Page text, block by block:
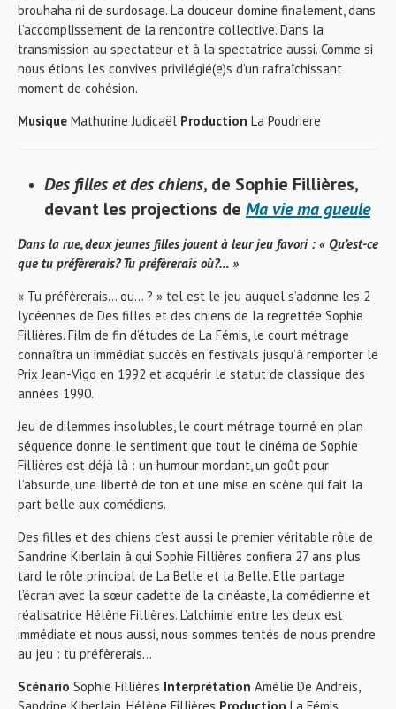
brouhaha ni de surdosage. La douceur domine finalement, dans
l’accomplissement de la rencontre collective. Dans la
transmission au spectateur et à la spectatrice aussi. Comme si
nous étions les convives privilégié(e)s d’un rafraîchissant
moment de cohésion.
Musique Mathurine Judicaël Production La Poudriere
Des filles et des chiens, de Sophie Fillières,
devant les projections de Ma vie ma gueule
Dans la rue, deux jeunes filles jouent à leur jeu favori : « Qu’est-ce
que tu préfèrerais? Tu préfèrerais où?… »
« Tu préfèrerais… ou… ? » tel est le jeu auquel s’adonne les 2
lycéennes de Des filles et des chiens de la regrettée Sophie
Fillières. Film de fin d’études de La Fémis, le court métrage
connaîtra un immédiat succès en festivals jusqu’à remporter le
Prix Jean-Vigo en 1992 et acquérir le statut de classique des
années 1990.
Jeu de dilemmes insolubles, le court métrage tourné en plan
séquence donne le sentiment que tout le cinéma de Sophie
Fillières est déjà là : un humour mordant, un goût pour
l’absurde, une liberté de ton et une mise en scène qui fait la
part belle aux comédiens.
Des filles et des chiens c’est aussi le premier véritable rôle de
Sandrine Kiberlain à qui Sophie Fillières confiera 27 ans plus
tard le rôle principal de La Belle et la Belle. Elle partage
l’écran avec la sœur cadette de la cinéaste, la comédienne et
réalisatrice Hélène Fillières. L’alchimie entre les deux est
immédiate et nous aussi, nous sommes tentés de nous prendre
au jeu : tu préfèrerais…
Scénario Sophie Fillières Interprétation Amélie De Andréis,